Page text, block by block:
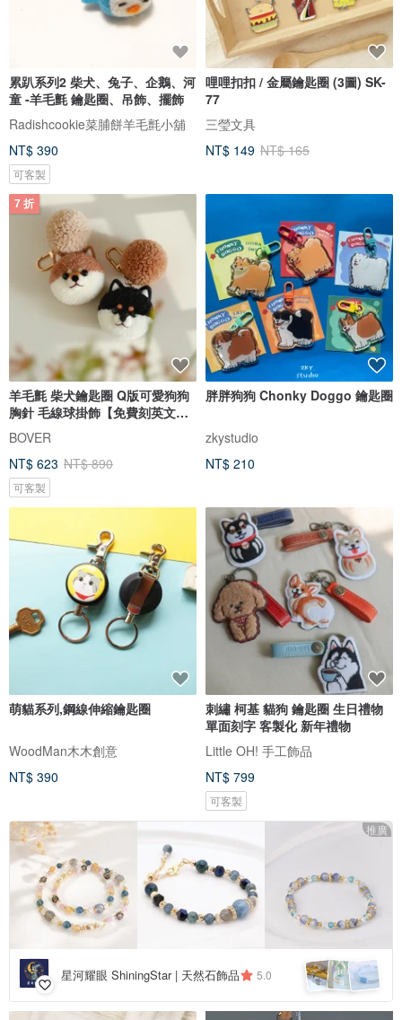
累趴系列2 柴犬、兔子、企鵝、河
童 -羊毛氈 鑰匙圈、吊飾、擺飾
Radishcookie菜脯餅羊毛氈小舖
NT$ 390
可客製
哩哩扣扣 / 金屬鑰匙圈 (3圖) SK-
77
三瑩文具
NT$ 149 NT$ 165
7 折
羊毛氈 柴犬鑰匙圈 Q版可愛狗狗
胸針 毛線球掛飾【免費刻英文
名】
BOVER
NT$ 623 NT$ 890
可客製
胖胖狗狗 Chonky Doggo 鑰匙圈
zkystudio
NT$ 210
萌貓系列,鋼線伸縮鑰匙圈
WoodMan木木創意
NT$ 390
刺繡 柯基 貓狗 鑰匙圈 生日禮物
單面刻字 客製化 新年禮物
Little OH! 手工飾品
NT$ 799
可客製
推廣
星河耀眼 ShiningStar | 天然石飾品 5.0